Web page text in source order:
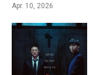
Apr. 10, 2026